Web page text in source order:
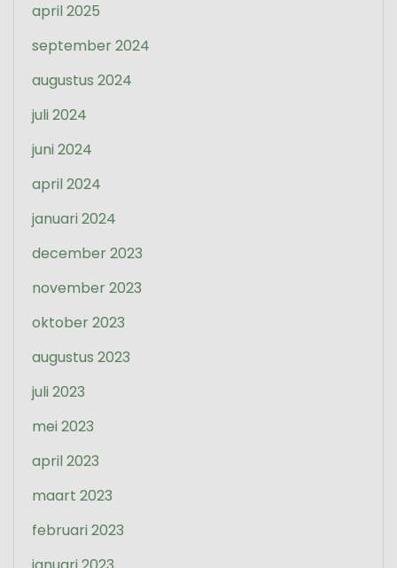
april 2025
september 2024
augustus 2024
juli 2024
juni 2024
april 2024
januari 2024
december 2023
november 2023
oktober 2023
augustus 2023
juli 2023
mei 2023
april 2023
maart 2023
februari 2023